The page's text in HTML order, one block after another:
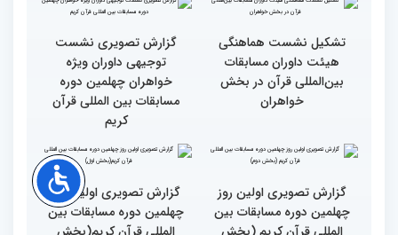
رقابت بخش بانوان چهلمین
دوره مسابقات بین المللی
قرآن آغاز شد
نوبت اجرای شرکت‌کنندگان
مسابقات بین‌المللی قرآن در
بخش خواهران اعلام شد
تشکیل نشست هماهنگی
هیئت داوران مسابقات
بین‌المللی قرآن در بخش
خواهران
گزارش تصویری نشست
توجیهی داوران ویژه
خواهران چهلمین دوره
مسابقات بین المللی قرآن
کریم